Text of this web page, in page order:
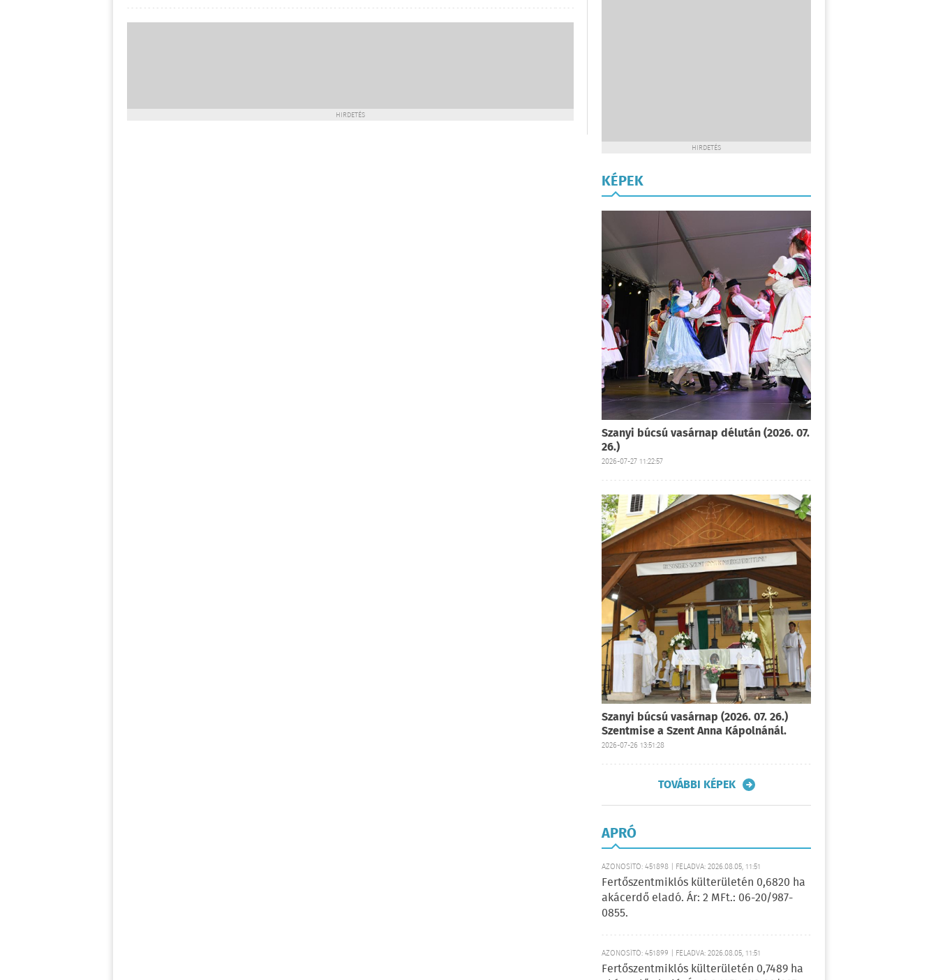
HIRDETÉS
HIRDETÉS
KÉPEK
Szanyi búcsú vasárnap délután (2026. 07.
26.)
2026-07-27 11:22:57
Szanyi búcsú vasárnap (2026. 07. 26.)
Szentmise a Szent Anna Kápolnánál.
2026-07-26 13:51:28
TOVÁBBI KÉPEK
APRÓ
AZONOSÍTÓ: 451898 | FELADVA: 2026.08.05, 11:51
Fertőszentmiklós külterületén 0,6820 ha
akácerdő eladó. Ár: 2 MFt.: 06-20/987-
0855.
AZONOSÍTÓ: 451899 | FELADVA: 2026.08.05, 11:51
Fertőszentmiklós külterületén 0,7489 ha